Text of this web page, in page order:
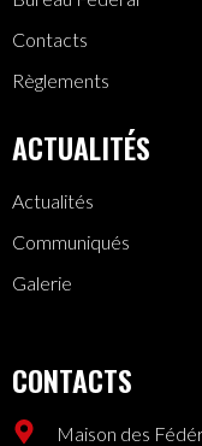
Contacts
Règlements
ACTUALITÉS
Actualités
Communiqués
Galerie
CONTACTS
Maison des